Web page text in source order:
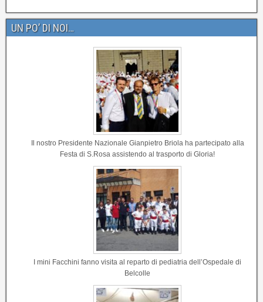
UN PO’ DI NOI…
Il nostro Presidente Nazionale Gianpietro Briola ha partecipato alla
Festa di S.Rosa assistendo al trasporto di Gloria!
I mini Facchini fanno visita al reparto di pediatria dell’Ospedale di
Belcolle